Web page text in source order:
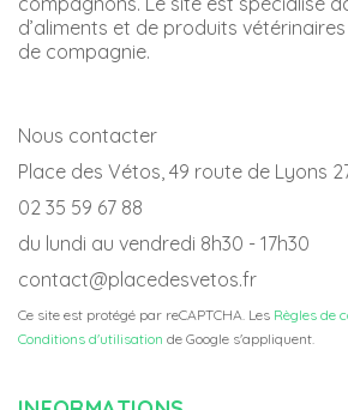
d’aliments et de produits
de compagnie.
Nous contacter
Place des Vétos, 49 route de Lyons
02 35 59 67 88
du lundi au vendredi 8h30 - 17h30
contact@placedesvetos.fr
Ce site est protégé par reCAPTCHA. Les Règles de
Conditions d'utilisation de Google s'appliquent.